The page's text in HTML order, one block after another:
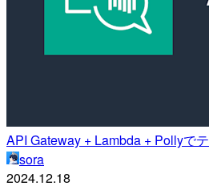
API Gateway + Lambda + Pollyで
sora
2024.12.18